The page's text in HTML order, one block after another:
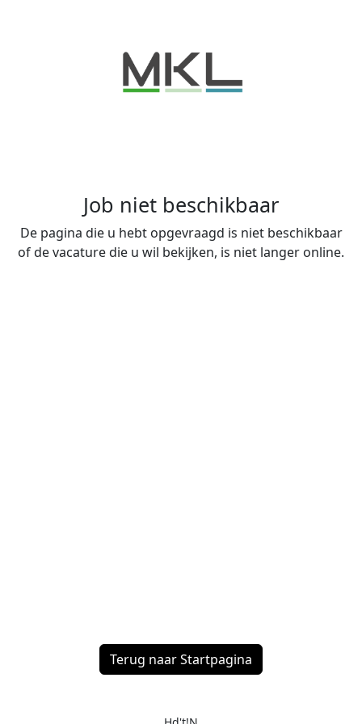
Job niet beschikbaar
De pagina die u hebt opgevraagd is niet beschikbaar
of de vacature die u wil bekijken, is niet langer online.
Terug naar Startpagina